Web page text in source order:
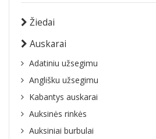
Žiedai
Auskarai
Adatiniu užsegimu
Anglišku užsegimu
Kabantys auskarai
Auksinės rinkės
Auksiniai burbulai